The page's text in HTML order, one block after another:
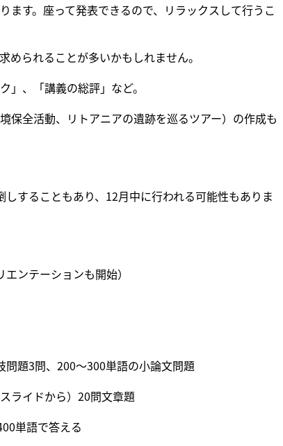
ます。座って発表できるので、リラックスして行うこ
められることが多いかもしれません。
」、「講義の総評」など。
保全活動、リトアニアの遺跡を巡るツアー）の作成も
することもあり、12月中に行われる可能性もありま
ンテーションも開始）
問題3問、200～300単語の小論文問題
ライドから）20問文章題
単語で答える